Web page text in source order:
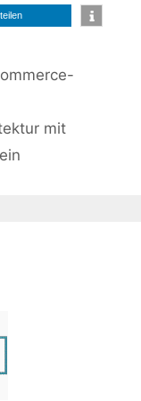
teilen
mit